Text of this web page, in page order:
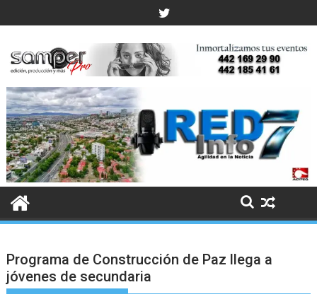
to
Programa de Construcción de Paz llega a
jóvenes de secundaria